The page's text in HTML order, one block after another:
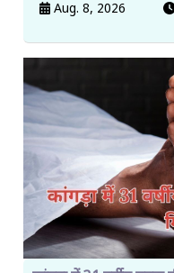
Aug. 8, 2026